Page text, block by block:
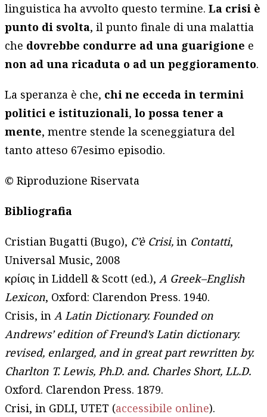
linguistica ha avvolto questo termine.La crisi è
punto di svolta, il punto finale di una malattia
che dovrebbe condurre ad una guarigione e
non ad una ricaduta o ad un peggioramento.
La speranza è che, chi ne ecceda in termini
politici e istituzionali,lo possa tener a
mente, mentre stende la sceneggiatura del
tanto atteso 67esimo episodio.
© Riproduzione Riservata
Bibliografia
Cristian Bugatti (Bugo), C’è Crisi,in Contatti,
Universal Music, 2008
κρίσις in Liddell & Scott (ed.), A Greek–English
Lexicon, Oxford: Clarendon Press. 1940.
Crisis, in A Latin Dictionary. Founded on
Andrews’ edition of Freund’s Latin dictionary.
revised, enlarged, and in great part rewritten by.
Charlton T. Lewis, Ph.D. and. Charles Short, LL.D.
Oxford. Clarendon Press. 1879.
Crisi, in GDLI, UTET (accessibile online).